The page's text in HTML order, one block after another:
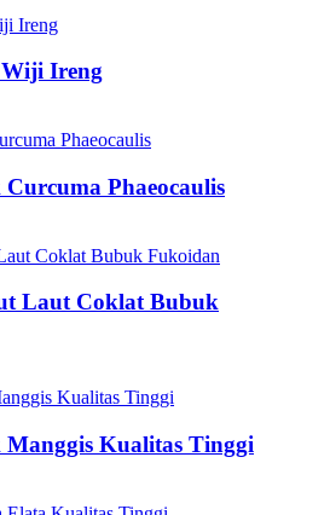
Ireng
Phaeocaulis
Laut Coklat Bubuk
Kualitas Tinggi